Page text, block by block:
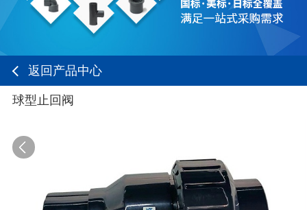
返回产品中心
球型止回阀